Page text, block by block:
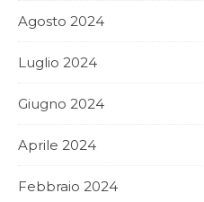
Agosto 2024
Luglio 2024
Giugno 2024
Aprile 2024
Febbraio 2024